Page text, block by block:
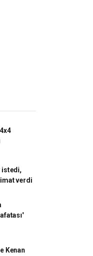
istedi,
verdi
Kenan